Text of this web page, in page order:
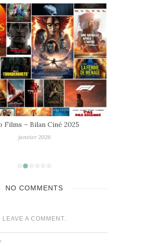
Films – Bilan Ciné 2025
janvier 2026
NO COMMENTS
LEAVE A COMMENT.